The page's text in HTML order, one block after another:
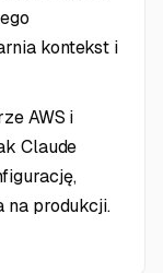
kontekst i
AWS i
Claude
na produkcji.